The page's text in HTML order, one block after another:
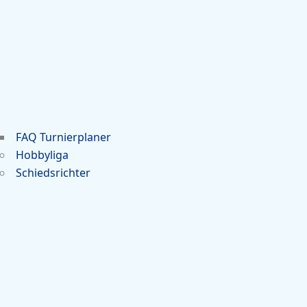
FAQ Turnierplaner
Hobbyliga
Schiedsrichter